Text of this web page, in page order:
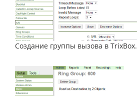
Создание группы вызова в TrixBox.